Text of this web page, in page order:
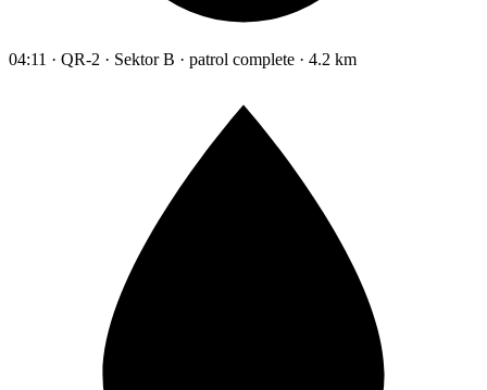
04:11 · QR-2 · Sektor B · patrol complete · 4.2 km